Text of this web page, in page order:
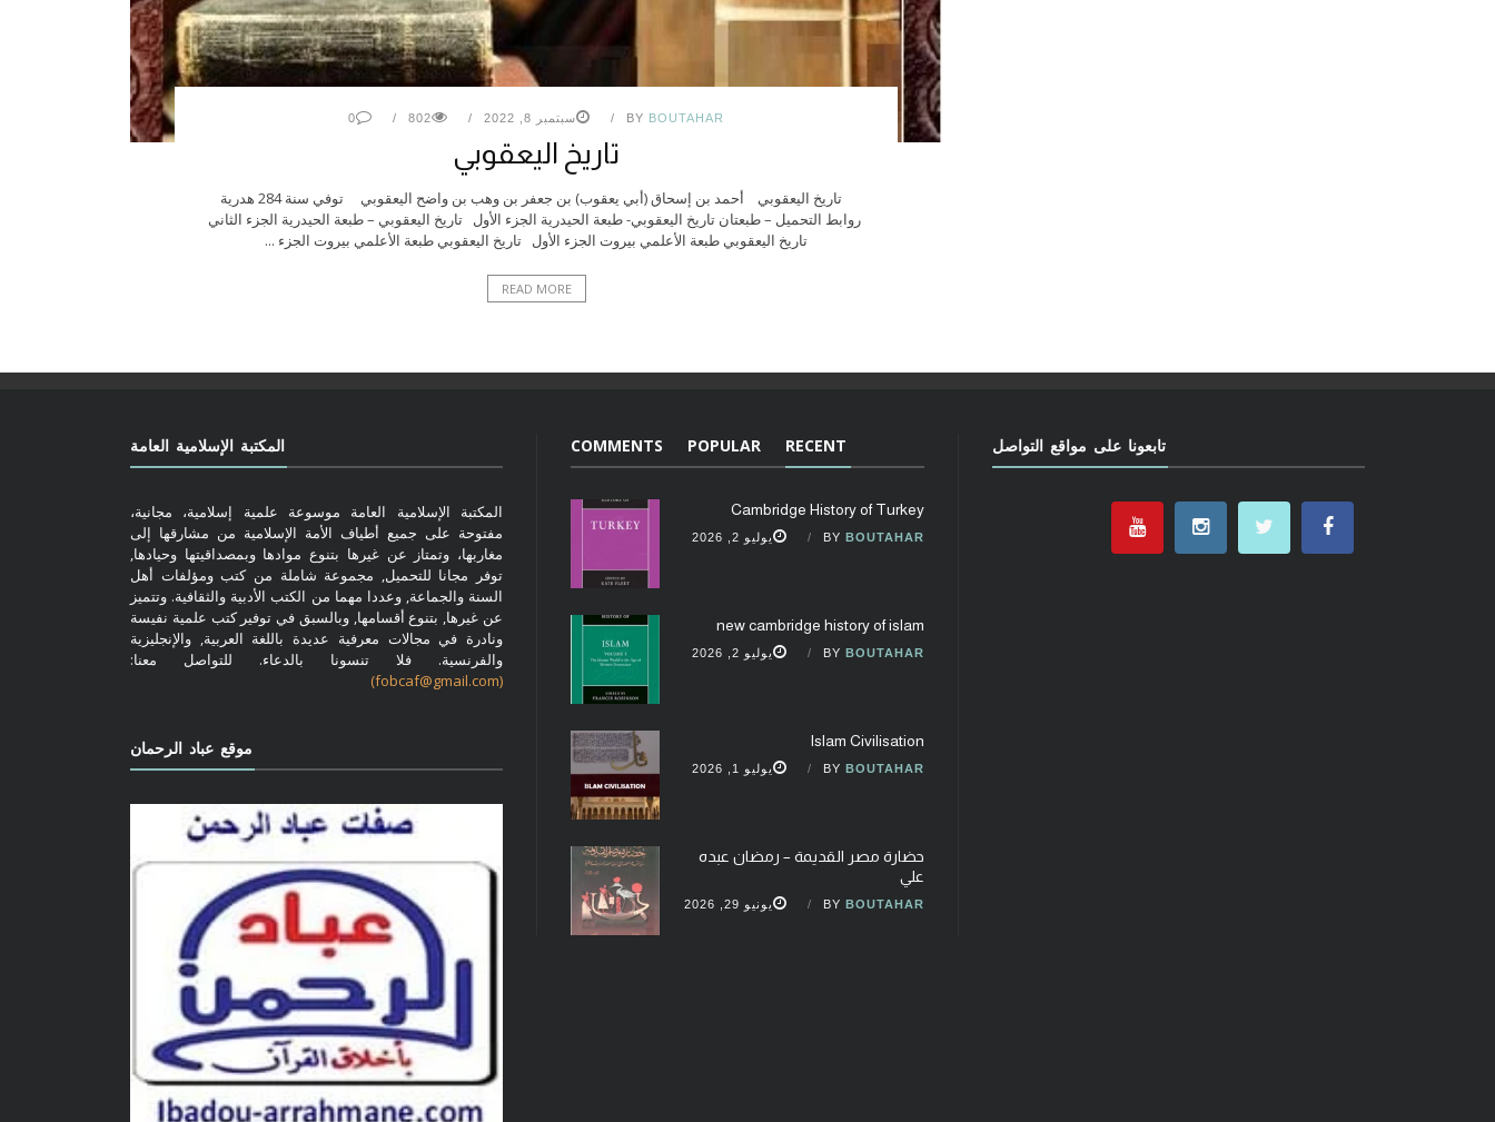
BY BOUTAHAR سبتمبر 8, 2022 802
0
تاريخ اليعقوبي
تاريخ اليعقوبي أحمد بن إسحاق (أبي يعقوب) بن جعفر بن وهب بن واضح اليعقوبي توفي سنة 284 هدرية
روابط التحميل – طبعتان تاريخ اليعقوبي- طبعة الحيدرية الجزء الأول تاريخ اليعقوبي – طبعة الحيدرية الجزء الثاني
تاريخ اليعقوبي طبعة الأعلمي بيروت الجزء الأول تاريخ اليعقوبي طبعة الأعلمي بيروت الجزء ...
READ MORE
المكتبة الإسلامية العامة
المكتبة الإسلامية العامة موسوعة علمية إسلامية، مجانية،
مفتوحة على جميع أطياف الأمة الإسلامية من مشارقها إلى
مغاربها، وتمتاز عن غيرها بتنوع موادها وبمصداقيتها وحيادها,
توفر مجانا للتحميل, مجموعة شاملة من كتب ومؤلفات أهل
السنة والجماعة, وعددا مهما من الكتب الأدبية والثقافية. وتتميز
عن غيرها, بتنوع أقسامها, وبالسبق في توفير كتب علمية نفيسة
ونادرة في مجالات معرفية عديدة باللغة العربية, والإنجليزية
والفرنسية. فلا تنسونا بالدعاء. للتواصل معنا:
(fobcaf@gmail.com)
موقع عباد الرحمان
RECENT
POPULAR
COMMENTS
Cambridge History of Turkey
BY BOUTAHAR يوليو 2, 2026
new cambridge history of islam
BY BOUTAHAR يوليو 2, 2026
Islam Civilisation
BY BOUTAHAR يوليو 1, 2026
حضارة مصر القديمة – رمضان عبده
علي
BY BOUTAHAR يونيو 29, 2026
تابعونا على مواقع التواصل